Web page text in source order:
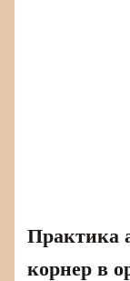
Практика
корнер в